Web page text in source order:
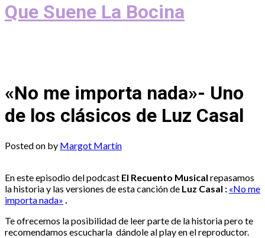
Que Suene La Bocina
«No me importa nada»- Uno
de los clásicos de Luz Casal
Posted on by Margot Martín
En este episodio del podcast El Recuento Musical repasamos
la historia y las versiones de esta canción de Luz Casal : «No me
importa nada»
Te ofrecemos la posibilidad de leer parte de la historia pero te
recomendamos escucharla dándole al play en el reproductor.